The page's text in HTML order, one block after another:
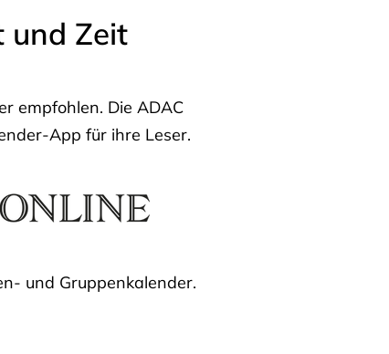
und Zeit
empfohlen. Die ADAC
App für ihre Leser.
und Gruppenkalender.